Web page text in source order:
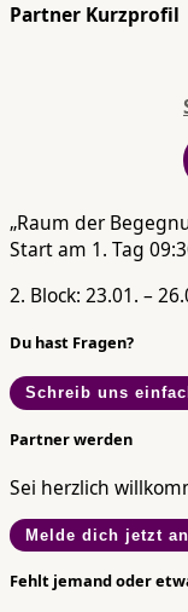
Partner Kurzprofil
„Raum der
Start am 1. Tag
2. Block: 23.01. –
Du hast Fragen?
Schreib uns
Partner werden
Sei herzlich
Melde dich jetzt an
Fehlt jemand oder